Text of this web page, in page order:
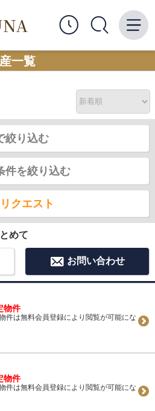
一覧
絞り込む
件を絞り込む
クエスト
めて
お問い合わせ
物件
件は無料会員登録により閲覧が可能にな
物件
件は無料会員登録により閲覧が可能にな